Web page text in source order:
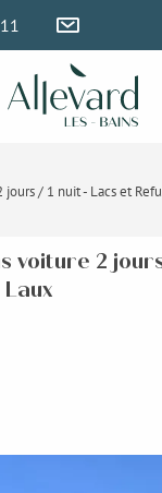
jours / 1 nuit - Lacs et
voiture 2